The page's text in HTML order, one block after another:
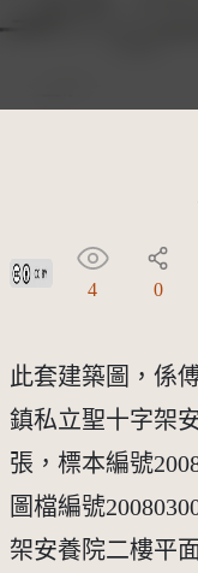
創用CC姓名標示 3.0 台灣
4 0
此套建築圖，係
鎮私立聖十字架
張，標本編號
圖檔編號
架安養院二樓平